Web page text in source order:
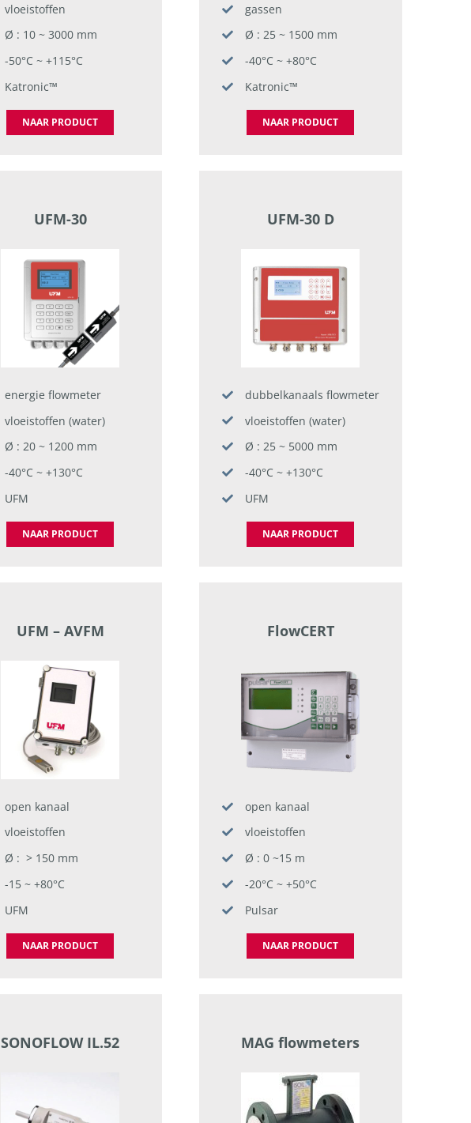
vloeistoffen
Ø : 10 ~ 3000 mm
-50°C ~ +115°C
Katronic™
NAAR PRODUCT
gassen
Ø : 25 ~ 1500 mm
-40°C ~ +80°C
Katronic™
NAAR PRODUCT
UFM-30
energie flowmeter
vloeistoffen (water)
Ø : 20 ~ 1200 mm
-40°C ~ +130°C
UFM
NAAR PRODUCT
UFM-30 D
dubbelkanaals flowmeter
vloeistoffen (water)
Ø : 25 ~ 5000 mm
-40°C ~ +130°C
UFM
NAAR PRODUCT
UFM – AVFM
open kanaal
vloeistoffen
Ø : > 150 mm
-15 ~ +80°C
UFM
NAAR PRODUCT
FlowCERT
open kanaal
vloeistoffen
Ø : 0 ~15 m
-20°C ~ +50°C
Pulsar
NAAR PRODUCT
SONOFLOW IL.52 MAG flowmeters